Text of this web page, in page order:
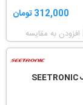
312,000 تومان
افزودن به مقایسه
کانکتور XLR سیترونیک SEETRONIC